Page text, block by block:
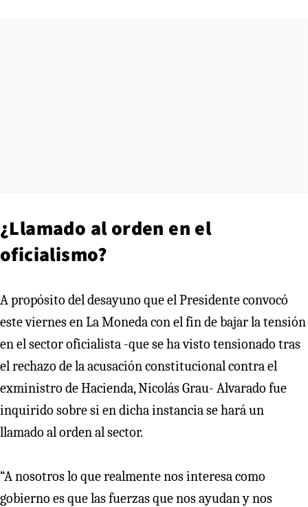
¿Llamado al orden en el
oficialismo?
A propósito del desayuno que el Presidente convocó
este viernes en La Moneda con el fin de bajar la tensión
en el sector oficialista -que se ha visto tensionado tras
el rechazo de la acusación constitucional contra el
exministro de Hacienda, Nicolás Grau- Alvarado fue
inquirido sobre si en dicha instancia se hará un
llamado al orden al sector.
“A nosotros lo que realmente nos interesa como
gobierno es que las fuerzas que nos ayudan y nos